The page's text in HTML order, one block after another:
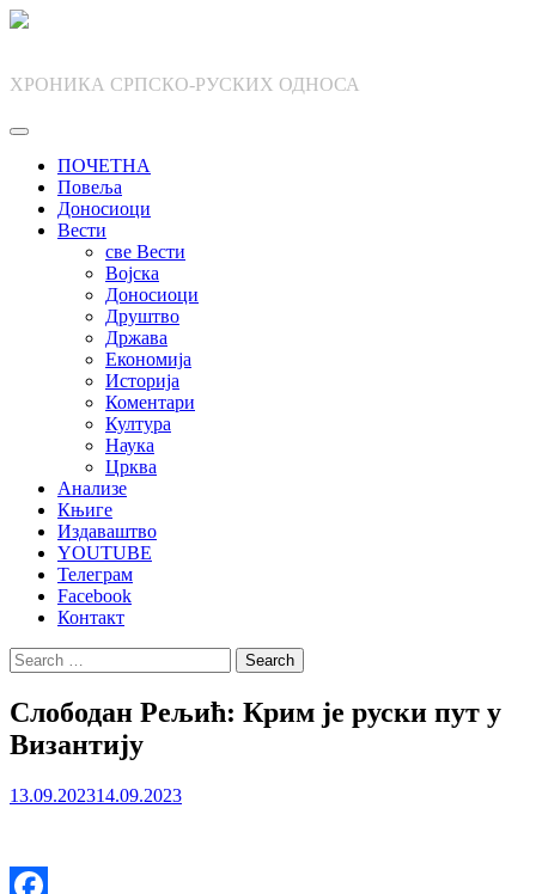
Skip
ХРОНИКА СРПСКО-РУСКИХ ОДНОСА
ПОЧЕТНА
Повеља
Доносиоци
Вести
све Вести
Војска
Доносиоци
Друштво
Држава
Економија
Историја
Коментари
Култура
Наука
Црква
Анализе
Књиге
Издаваштво
YOUTUBE
Телеграм
Facebook
Контакт
Search
for:
Слободан Рељић: Крим је руски пут у
Византију
13.09.202314.09.2023